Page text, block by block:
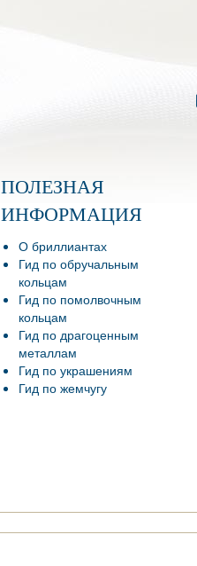
ПОЛЕЗНАЯ
ИНФОРМАЦИЯ
О бриллиантах
Гид по обручальным
кольцам
Гид по помолвочным
кольцам
Гид по драгоценным
металлам
Гид по украшениям
Гид по жемчугу